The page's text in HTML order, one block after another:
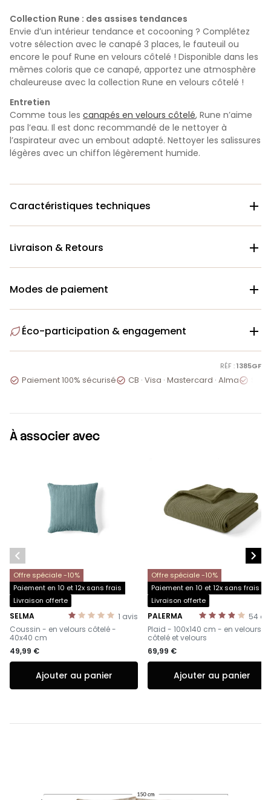
Collection Rune : des assises tendances
Envie d’un intérieur tendance et cocooning ? Complétez
votre sélection avec le canapé 3 places, le fauteuil ou
encore le pouf Rune en velours côtelé ! Disponible dans les
mêmes coloris que ce canapé, apportez une atmosphère
chaleureuse avec la collection Rune en velours côtelé !
Entretien
Comme tous les canapés en velours côtelé, Rune n’aime
pas l’eau. Il est donc recommandé de le nettoyer à
l’aspirateur avec un embout adapté. Nettoyer les salissures
légères avec un chiffon légèrement humide.
Caractéristiques techniques 
Livraison & Retours 
Modes de paiement 
Éco-participation & engagement 
RÉF :1385GF
 Paiement 100% sécurisé CB · Visa · Mastercard · Alma
À associer avec
Offre spéciale -10%
Paiement en 10 et 12x sans frais
Livraison offerte
1 avis
SELMA
-
Coussin - en velours côtelé -
40x40 cm
49,99 €
Ajouter au panier
Offre spéciale -10%
Paiement en 10 et 12x sans frais
Livraison offerte
54
PALERMA
-
Plaid - 100x140 cm - en velours
côtelé et velours
69,99 €
Ajouter au panier
 